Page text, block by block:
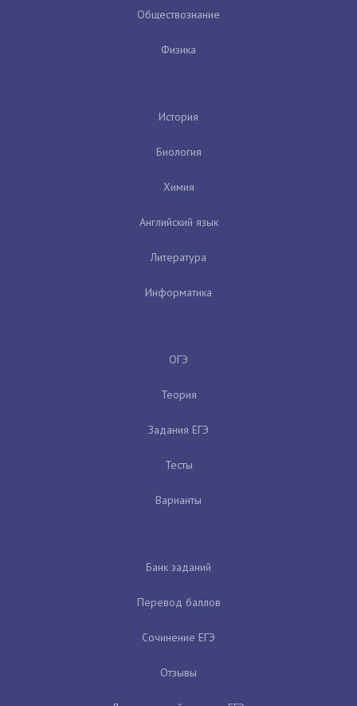
Обществознание
Физика
История
Биология
Химия
Английский язык
Литература
Информатика
ОГЭ
Теория
Задания ЕГЭ
Тесты
Варианты
Банк заданий
Перевод баллов
Сочинение ЕГЭ
Отзывы